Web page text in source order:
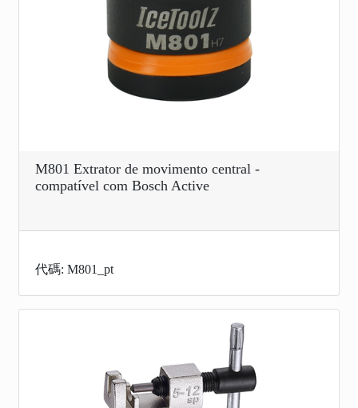
M801 Extrator de movimento central -
compatível com Bosch Active
代碼: M801_pt